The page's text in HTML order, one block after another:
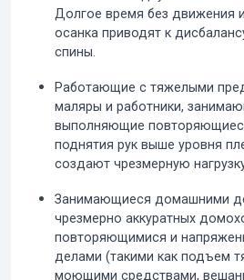
Долгое время без движения
осанка приводят к
спины.
Работающие с тяжелыми
маляры и работники,
выполняющие
поднятия рук выше уровня
создают чрезмерную
Занимающиеся домашними
чрезмерно аккуратных
повторяющимися и
делами (такими как подъем
моющими средствами,